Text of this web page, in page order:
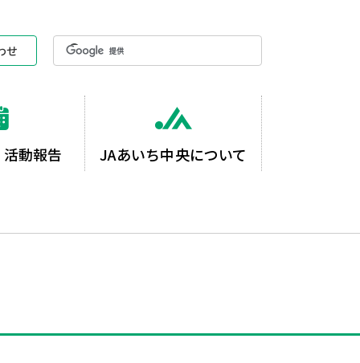
せ
動報告 JAあいち中央について